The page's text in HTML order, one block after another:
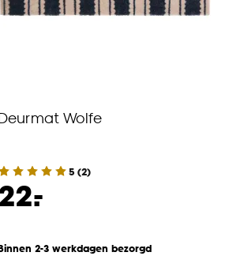
Wolfe
5 (2)
-
2-3 werkdagen bezorgd